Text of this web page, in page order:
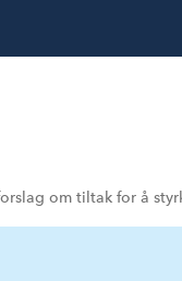
om tiltak for å